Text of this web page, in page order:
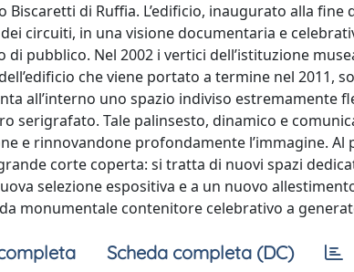
Biscaretti di Ruffia. L’edificio, inaugurato alla
circuiti, in una visione documentaria e
di pubblico. Nel 2002 i vertici dell’istituzione
che viene portato a termine nel 2011,
all’interno uno spazio indiviso estremamente
serigrafato. Tale palinsesto, dinamico e
e rinnovandone profondamente l’immagine.
corte coperta: si tratta di nuovi spazi
selezione espositiva e a un nuovo
monumentale contenitore celebrativo a
Scheda completa (DC)